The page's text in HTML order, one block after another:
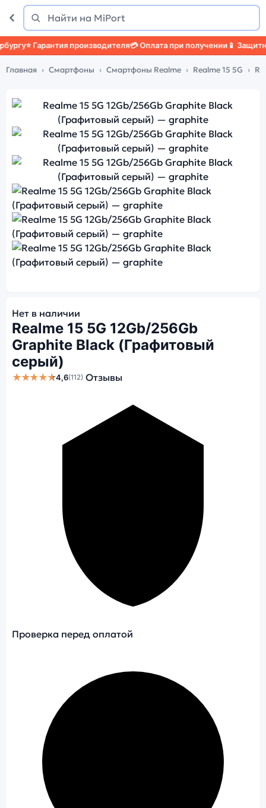
Поиск
Найти
⭐ Гарантия производителя💳 Оплата при получении📱 Защитный
Главная Смартфоны Смартфоны Realme Realme 15 5G
Нет в наличии
Realme 15 5G 12Gb/256Gb
Graphite Black (Графитовый
серый)
★★★★★4,6(112) Отзывы
Проверка перед оплатой